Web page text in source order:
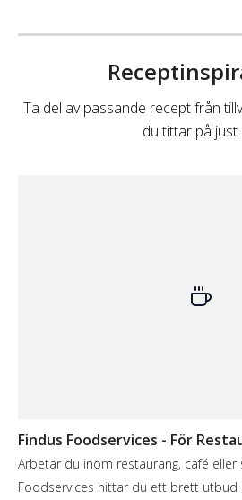
Ta del av passande recept från
du tittar på just
Findus Foodservices - För
Arbetar du inom restaurang, café eller
Foodservices hittar du ett brett utbud